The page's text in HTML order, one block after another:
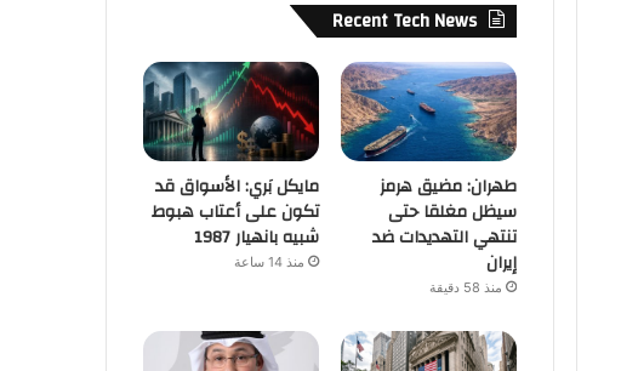
Recent Tech News
طهران: مضيق هرمز
سيظل مغلقا حتى
تنتهي التهديدات ضد
إيران
منذ 58 دقيقة
مايكل بَري: الأسواق قد
تكون على أعتاب هبوط
شبيه بانهيار 1987
منذ 14 ساعة